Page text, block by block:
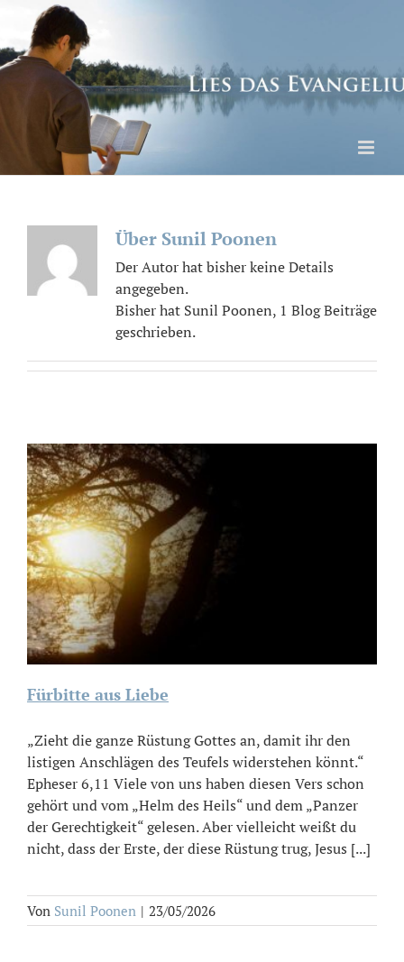
content
Über Sunil Poonen
Der Autor hat bisher keine Details
angegeben.
Bisher hat Sunil Poonen, 1 Blog Beiträge
geschrieben.
Fürbitte aus Liebe
„Zieht die ganze Rüstung Gottes an, damit ihr den
listigen Anschlägen des Teufels widerstehen könnt.“
Epheser 6,11 Viele von uns haben diesen Vers schon
gehört und vom „Helm des Heils“ und dem „Panzer
der Gerechtigkeit“ gelesen. Aber vielleicht weißt du
nicht, dass der Erste, der diese Rüstung trug, Jesus [...]
Von Sunil Poonen | 23/05/2026